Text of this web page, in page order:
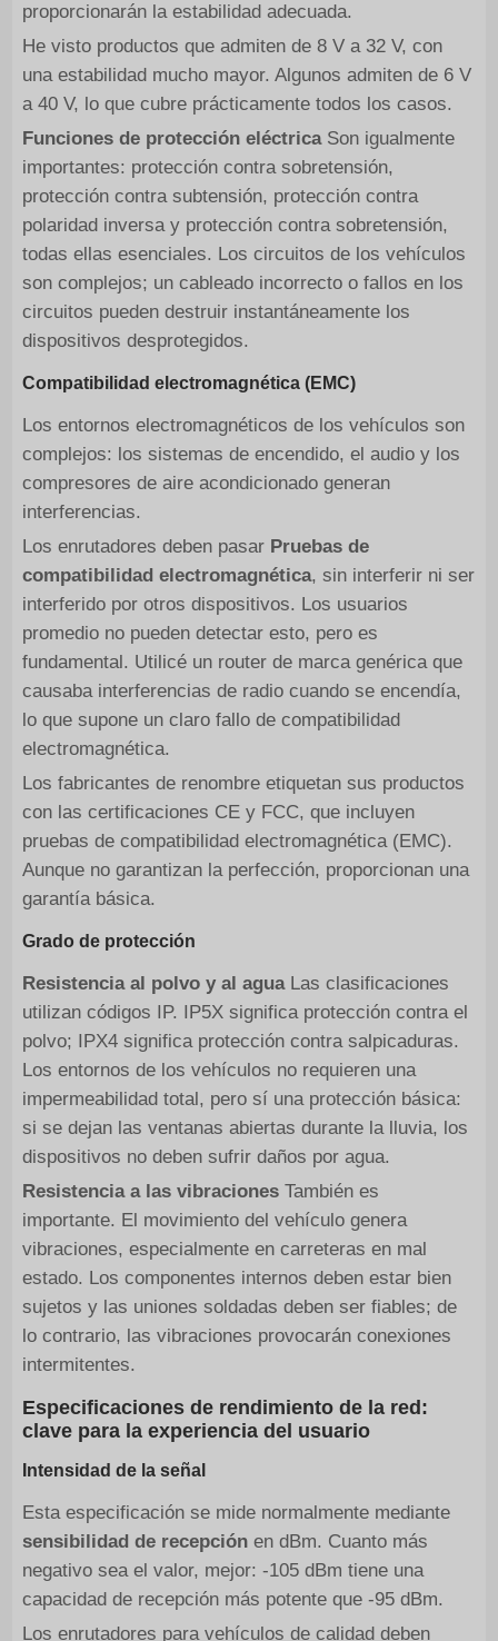
proporcionarán la estabilidad adecuada.
He visto productos que admiten de 8 V a 32 V, con
una estabilidad mucho mayor. Algunos admiten de 6 V
a 40 V, lo que cubre prácticamente todos los casos.
Funciones de protección eléctricaSon igualmente
importantes: protección contra sobretensión,
protección contra subtensión, protección contra
polaridad inversa y protección contra sobretensión,
todas ellas esenciales. Los circuitos de los vehículos
son complejos; un cableado incorrecto o fallos en los
circuitos pueden destruir instantáneamente los
dispositivos desprotegidos.
Compatibilidad electromagnética (EMC)
Los entornos electromagnéticos de los vehículos son
complejos: los sistemas de encendido, el audio y los
compresores de aire acondicionado generan
interferencias.
Los enrutadores deben pasar Pruebas de
compatibilidad electromagnética, sin interferir ni ser
interferido por otros dispositivos. Los usuarios
promedio no pueden detectar esto, pero es
fundamental. Utilicé un router de marca genérica que
causaba interferencias de radio cuando se encendía,
lo que supone un claro fallo de compatibilidad
electromagnética.
Los fabricantes de renombre etiquetan sus productos
con las certificaciones CE y FCC, que incluyen
pruebas de compatibilidad electromagnética (EMC).
Aunque no garantizan la perfección, proporcionan una
garantía básica.
Grado de protección
Resistencia al polvo y al aguaLas clasificaciones
utilizan códigos IP. IP5X significa protección contra el
polvo; IPX4 significa protección contra salpicaduras.
Los entornos de los vehículos no requieren una
impermeabilidad total, pero sí una protección básica:
si se dejan las ventanas abiertas durante la lluvia, los
dispositivos no deben sufrir daños por agua.
Resistencia a las vibracionesTambién es
importante. El movimiento del vehículo genera
vibraciones, especialmente en carreteras en mal
estado. Los componentes internos deben estar bien
sujetos y las uniones soldadas deben ser fiables; de
lo contrario, las vibraciones provocarán conexiones
intermitentes.
Especificaciones de rendimiento de la red:
clave para la experiencia del usuario
Intensidad de la señal
Esta especificación se mide normalmente mediante
sensibilidad de recepciónen dBm. Cuanto más
negativo sea el valor, mejor: -105 dBm tiene una
capacidad de recepción más potente que -95 dBm.
Los enrutadores para vehículos de calidad deben